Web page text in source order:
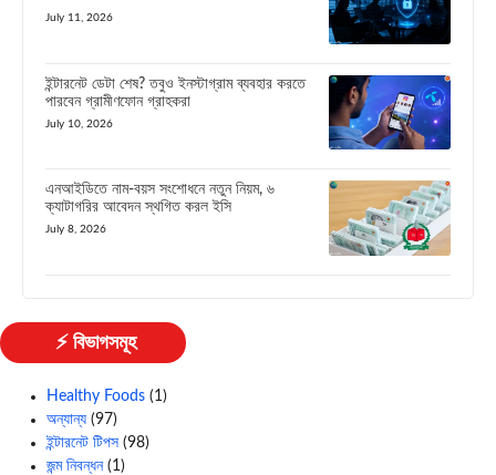
July 11, 2026
ইন্টারনেট ডেটা শেষ? তবুও ইনস্টাগ্রাম ব্যবহার করতে
পারবেন গ্রামীণফোন গ্রাহকরা
July 10, 2026
এনআইডিতে নাম-বয়স সংশোধনে নতুন নিয়ম, ৬
ক্যাটাগরির আবেদন স্থগিত করল ইসি
July 8, 2026
⚡ বিভাগসমূহ
Healthy Foods (1)
অন্যান্য (97)
ইন্টারনেট টিপস (98)
জন্ম নিবন্ধন(1)